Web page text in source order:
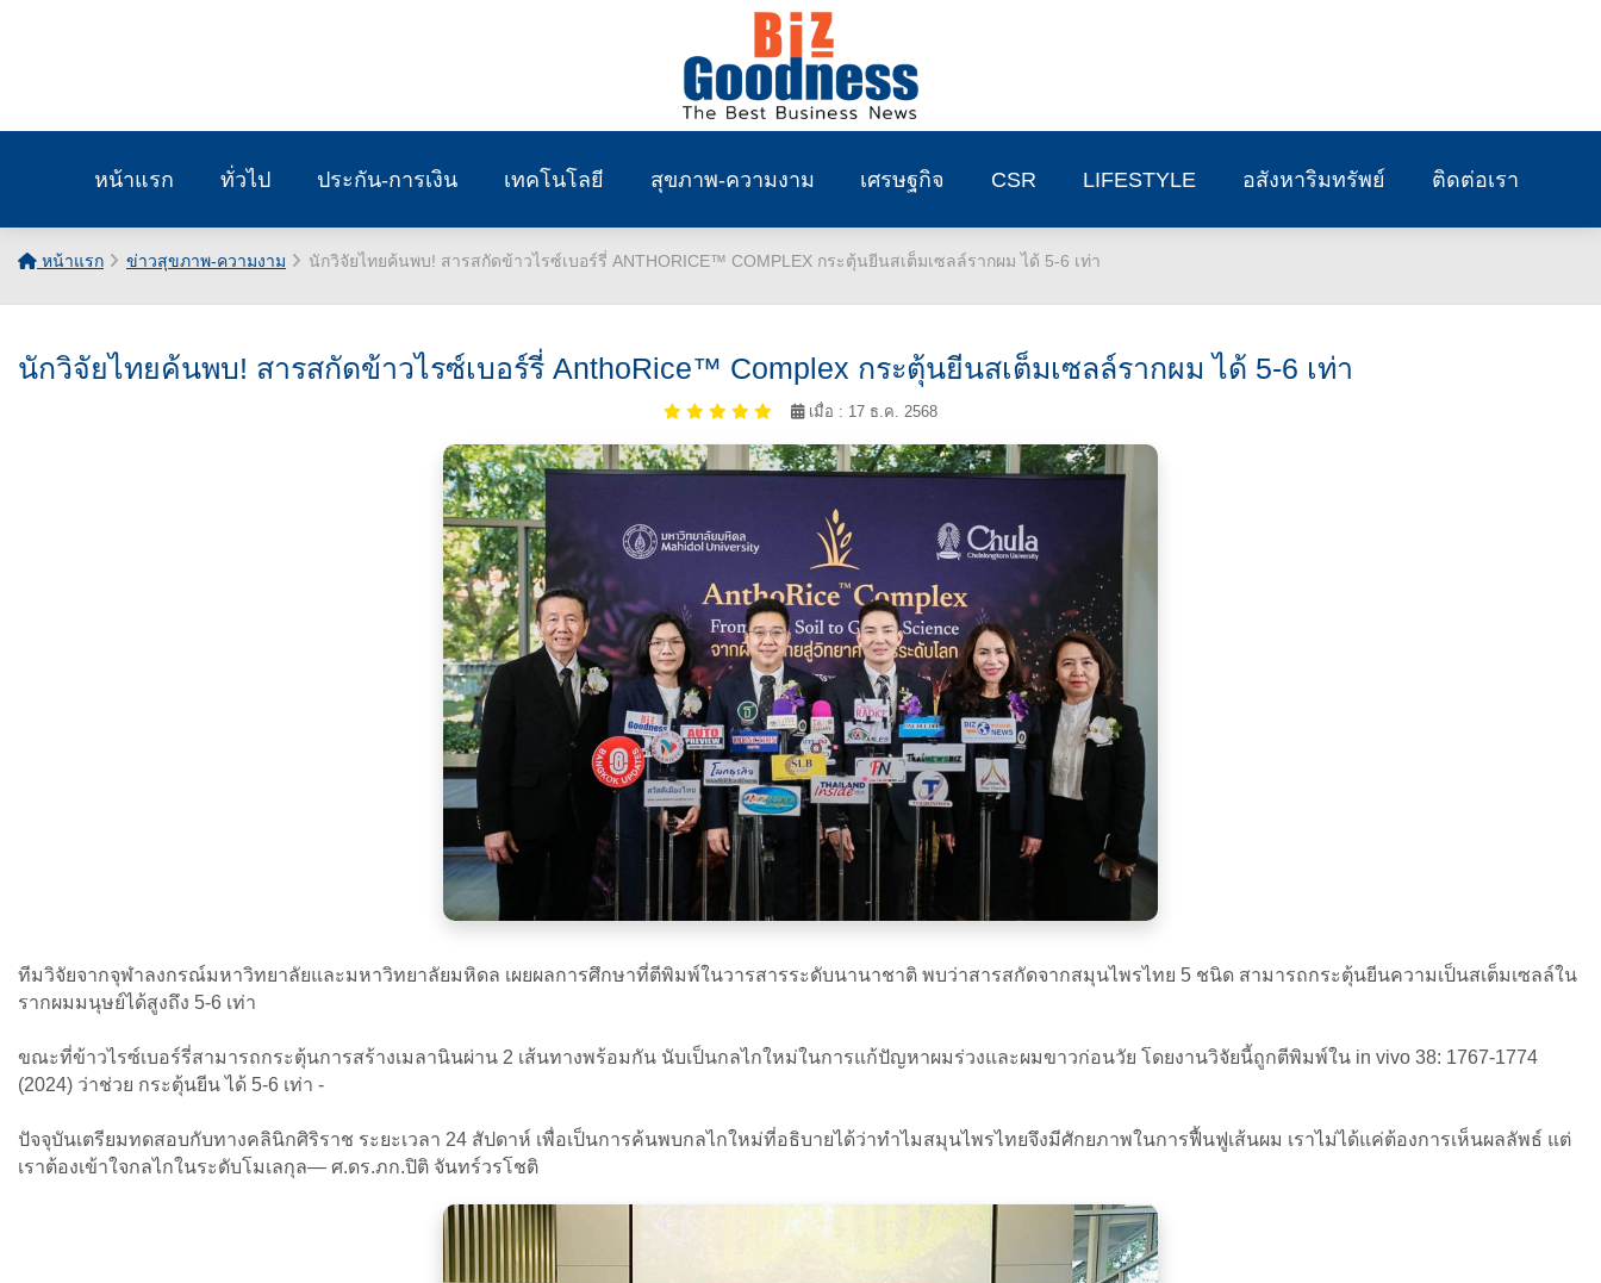
หน้าแรก ทั่วไป ประกัน-การเงิน เทคโนโลยี สุขภาพ-ความงาม เศรษฐกิจ CSR LIFESTYLE อสังหาริมทรัพย์ ติดต่อเรา
หน้าแรก ข่าวสุขภาพ-ความงาม นักวิจัยไทยค้นพบ! สารสกัดข้าวไรซ์เบอร์รี่ ANTHORICE™ COMPLEX กระตุ้นยีนสเต็มเซลล์รากผม ได้ 5-6 เท่า
นักวิจัยไทยค้นพบ! สารสกัดข้าวไรซ์เบอร์รี่ AnthoRice™ Complex กระตุ้นยีนสเต็มเซลล์รากผม ได้ 5-6 เท่า
เมื่อ : 17 ธ.ค. 2568
ทีมวิจัยจากจุฬาลงกรณ์มหาวิทยาลัยและมหาวิทยาลัยมหิดล เผยผลการศึกษาที่ตีพิมพ์ในวารสารระดับนานาชาติ พบว่าสารสกัดจากสมุนไพรไทย 5 ชนิด สามารถกระตุ้นยีนความเป็นสเต็มเซลล์ใน
รากผมมนุษย์ได้สูงถึง 5-6 เท่า
ขณะที่ข้าวไรซ์เบอร์รี่สามารถกระตุ้นการสร้างเมลานินผ่าน 2 เส้นทางพร้อมกัน นับเป็นกลไกใหม่ในการแก้ปัญหาผมร่วงและผมขาวก่อนวัย โดยงานวิจัยนี้ถูกตีพิมพ์ใน in vivo 38: 1767-1774
(2024) ว่าช่วย กระตุ้นยีน ได้ 5-6 เท่า -
ปัจจุบันเตรียมทดสอบกับทางคลินิกศิริราช ระยะเวลา 24 สัปดาห์ เพื่อเป็นการค้นพบกลไกใหม่ที่อธิบายได้ว่าทำไมสมุนไพรไทยจึงมีศักยภาพในการฟื้นฟูเส้นผม เราไม่ได้แค่ต้องการเห็นผลลัพธ์ แต่
เราต้องเข้าใจกลไกในระดับโมเลกุล— ศ.ดร.ภก.ปิติ จันทร์วรโชติ